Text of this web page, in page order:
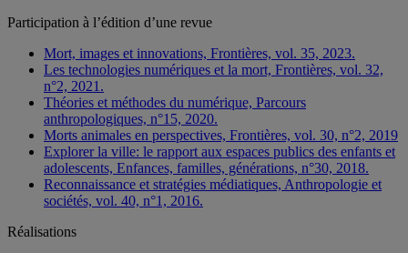
Participation à l’édition d’une revue
Mort, images et innovations, Frontières, vol. 35, 2023.
Les technologies numériques et la mort, Frontières, vol. 32,
n°2, 2021.
Théories et méthodes du numérique, Parcours
anthropologiques, n°15, 2020.
Morts animales en perspectives, Frontières, vol. 30, n°2, 2019
Explorer la ville: le rapport aux espaces publics des enfants et
adolescents, Enfances, familles, générations, n°30, 2018.
Reconnaissance et stratégies médiatiques, Anthropologie et
sociétés, vol. 40, n°1, 2016.
Réalisations